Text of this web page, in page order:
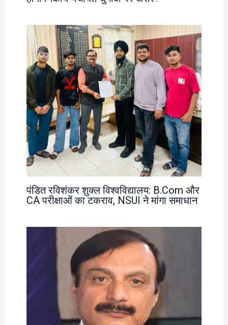
पंडित रविशंकर शुक्ल विश्वविद्यालय: B.Com और
CA परीक्षाओं का टकराव, NSUI ने मांगा समाधान